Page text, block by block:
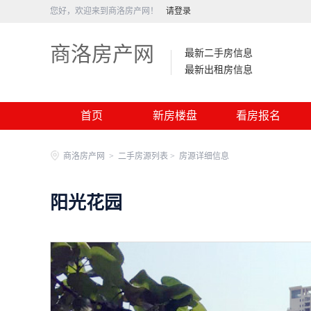
您好，欢迎来到商洛房产网！ 请登录
商洛房产网
最新二手房信息
最新出租房信息
首页 新房楼盘 看房报名
商洛房产网 > 二手房源列表 > 房源详细信息
阳光花园